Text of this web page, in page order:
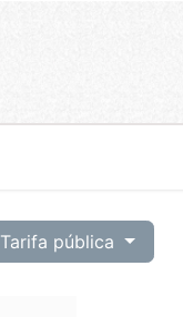
Tarifa pública